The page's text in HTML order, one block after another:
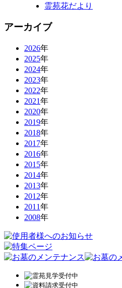
霊苑花だより
アーカイブ
2026年
2025年
2024年
2023年
2022年
2021年
2020年
2019年
2018年
2017年
2016年
2015年
2014年
2013年
2012年
2011年
2008年